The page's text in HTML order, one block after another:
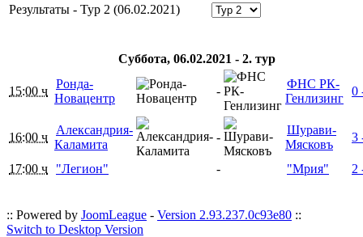
Результаты - Тур 2 (06.02.2021)
Суббота, 06.02.2021 - 2. тур
15:00 ч
Ронда-
Новацентр
-
ФНС РК-
Генлизинг
0
16:00 ч
Александрия-
Каламита
-
Шурави-
Мясковъ
3
17:00 ч "Легион" - "Мрия" 2
:: Powered by JoomLeague - Version 2.93.237.0c93e80 ::
Switch to Desktop Version